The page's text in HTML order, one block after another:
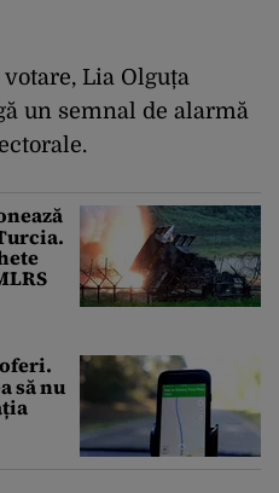
Lia Olguța
un semnal de alarmă
să nu